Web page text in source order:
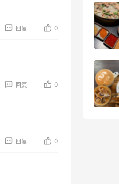
回复 0
回复 0
回复 0